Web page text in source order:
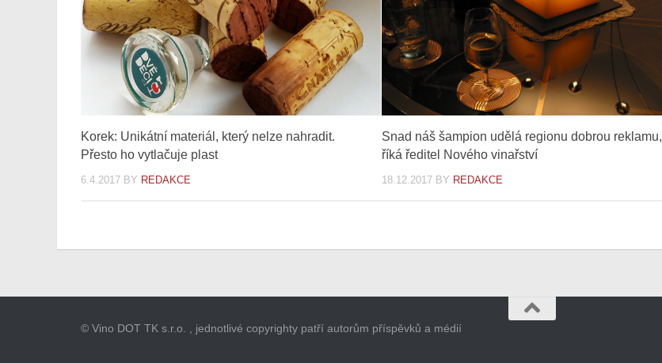
Korek: Unikátní materiál, který nelze nahradit.
Přesto ho vytlačuje plast
6.4.2017 BY REDAKCE
Snad náš šampion udělá regionu dobrou reklamu,
říká ředitel Nového vinařství
18.12.2017BY REDAKCE
© Vino DOT TK s.r.o. , jednotlivé copyrighty patří autorům příspěvků a médií